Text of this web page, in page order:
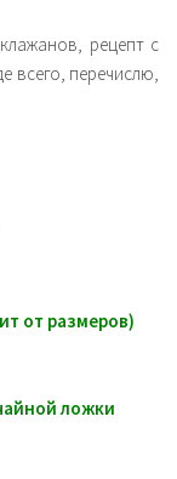
рецепт с
всего, перечислю,
от размеров)
ложки